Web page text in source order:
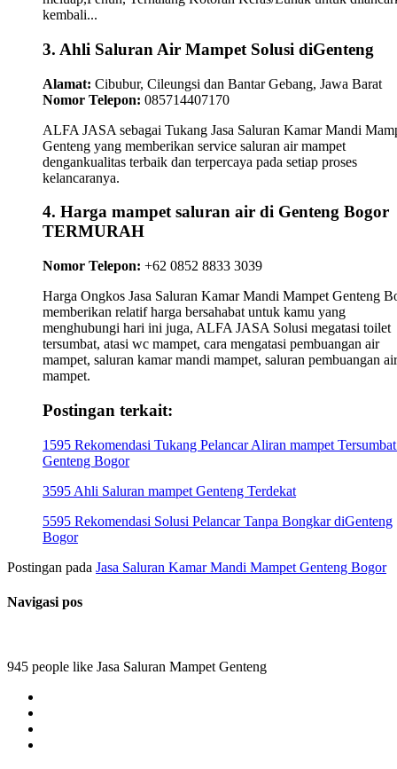
kembali...
3. Ahli Saluran Air Mampet Solusi diGenteng
Alamat: Cibubur, Cileungsi dan Bantar Gebang, Jawa Barat
Nomor Telepon: 085714407170
ALFA JASA sebagai Tukang Jasa Saluran Kamar Mandi
Genteng yang memberikan service saluran air mampet
dengankualitas terbaik dan terpercaya pada setiap proses
kelancaranya.
4. Harga mampet saluran air di Genteng Bogor
TERMURAH
Nomor Telepon: +62 0852 8833 3039
Harga Ongkos Jasa Saluran Kamar Mandi Mampet Genteng
memberikan relatif harga bersahabat untuk kamu yang
menghubungi hari ini juga, ALFA JASA Solusi megatasi toilet
tersumbat, atasi wc mampet, cara mengatasi pembuangan air
mampet, saluran kamar mandi mampet, saluran pembuangan air
mampet.
Postingan terkait:
1595 Rekomendasi Tukang Pelancar Aliran mampet
Genteng Bogor
3595 Ahli Saluran mampet Genteng Terdekat
5595 Rekomendasi Solusi Pelancar Tanpa Bongkar diGenteng
Bogor
Postingan pada Jasa Saluran Kamar Mandi Mampet Genteng Bogor
Navigasi pos
945 people like Jasa Saluran Mampet Genteng